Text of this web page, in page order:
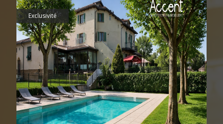
Exclusivité